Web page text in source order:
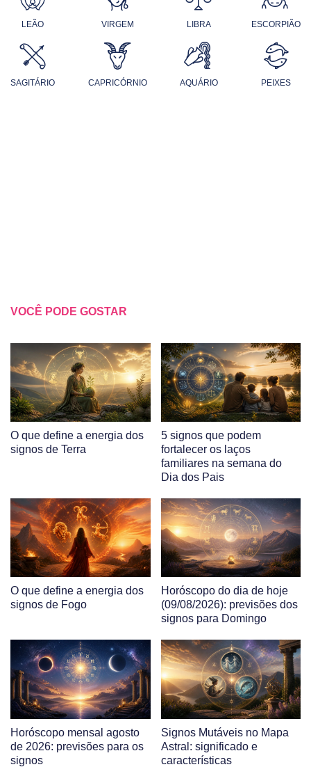
LEÃO VIRGEM LIBRA ESCORPIÃO
SAGITÁRIO CAPRICÓRNIO AQUÁRIO PEIXES
VOCÊ PODE GOSTAR
O que define a energia dos
signos de Terra
5 signos que podem
fortalecer os laços
familiares na semana do
Dia dos Pais
O que define a energia dos
signos de Fogo
Horóscopo do dia de hoje
(09/08/2026): previsões dos
signos para Domingo
Horóscopo mensal agosto
de 2026: previsões para os
signos
Signos Mutáveis no Mapa
Astral: significado e
características